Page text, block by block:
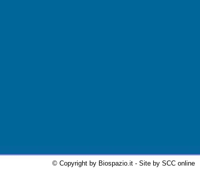
© Copyright by Biospazio.it - Site by SCC online